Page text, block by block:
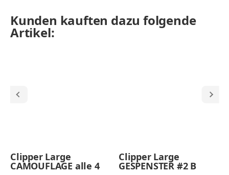
Kunden kauften dazu folgende
Artikel:
Clipper Large
CAMOUFLAGE alle 4
Clipper Large
GESPENSTER #2 B